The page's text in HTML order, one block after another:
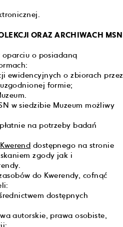
ORAZ ARCHIWACH MSN
oparciu o posiadaną
ewidencyjnych o zbiorach przez
formie;
w siedzibie Muzeum możliwy
na potrzeby badań
dostępnego na stronie
zgody jak i
do Kwerendy, cofnąć
dostępnych
autorskie, prawa osobiste,